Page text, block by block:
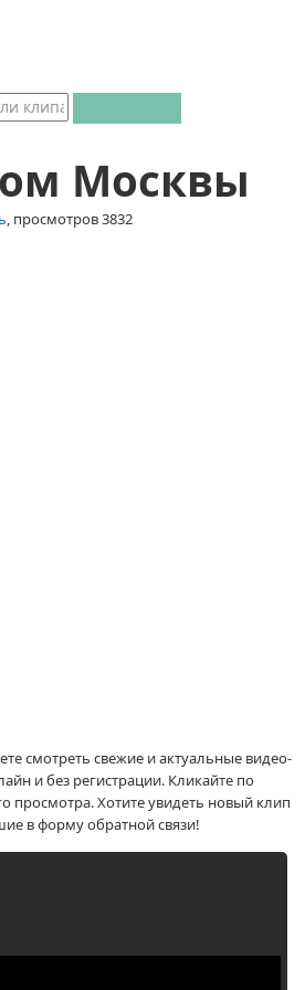
Москвы
, просмотров 3832
смотреть свежие и актуальные видео-
и без регистрации. Кликайте по
просмотра. Хотите увидеть новый клип
в форму обратной связи!